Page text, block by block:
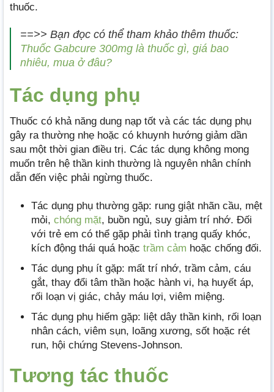
thuốc.
==>> Bạn đọc có thể tham khảo thêm thuốc:
Thuốc Gabcure 300mg là thuốc gì, giá bao
nhiêu, mua ở đâu?
Tác dụng phụ
Thuốc có khả năng dung nạp tốt và các tác dụng phụ
gây ra thường nhẹ hoặc có khuynh hướng giảm dần
sau một thời gian điều trị. Các tác dụng không mong
muốn trên hệ thần kinh thường là nguyên nhân chính
dẫn đến việc phải ngừng thuốc.
Tác dụng phụ thường gặp: rung giật nhãn cầu, mệt
mỏi, chóng mặt, buồn ngủ, suy giảm trí nhớ. Đối
với trẻ em có thể gặp phải tình trạng quấy khóc,
kích động thái quá hoặc trầm cảm hoặc chống đối.
Tác dụng phụ ít gặp: mất trí nhớ, trầm cảm, cáu
gắt, thay đổi tâm thần hoặc hành vi, hạ huyết áp,
rối loạn vị giác, chảy máu lợi, viêm miệng.
Tác dụng phụ hiếm gặp: liệt dây thần kinh, rối loạn
nhân cách, viêm sụn, loãng xương, sốt hoặc rét
run, hội chứng Stevens-Johnson.
Tương tác thuốc